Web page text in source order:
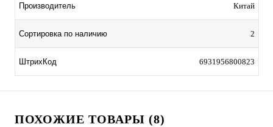
Производитель Китай
Сортировка по наличию 2
ШтрихКод 6931956800823
ПОХОЖИЕ ТОВАРЫ (8)